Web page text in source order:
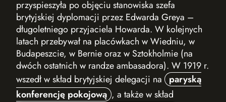
przyspieszyła po objęciu stanowiska szefa
brytyjskiej dyplomacji przez Edwarda Greya –
długolet­niego przyjaciela Howarda. W kolejnych
latach przebywał na placówkach w Wiedniu, w
Budapeszcie, w Bernie oraz w Sztokholmie (na
dwóch ostat­nich w randze ambasadora). W 1919 r.
wszedł w skład brytyjskiej delegacji na
paryską
konferencję pokojową , a także w skład